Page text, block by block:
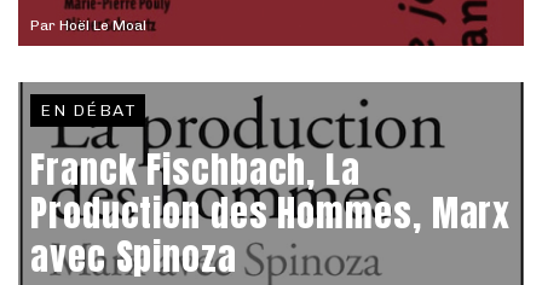
Par Hoël Le Moal
EN DÉBAT
Franck Fischbach, La
Production des Hommes, Marx
avec Spinoza